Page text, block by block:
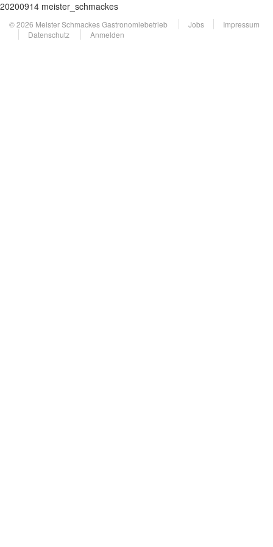
20200914 meister_schmackes
© 2026 Meister Schmackes Gastronomiebetrieb Jobs
Impressum
Datenschutz
Anmelden